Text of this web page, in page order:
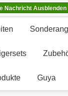
Guya
Nachricht Ausblenden